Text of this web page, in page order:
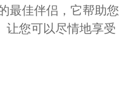
最佳伴侣，它帮助您
让您可以尽情地享受